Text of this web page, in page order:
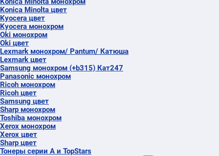
Konica Minolta цвет
Kyocera цвет
Kyocera монохром
Oki монохром
Oki цвет
Lexmark монохром/ Pantum/ Катюша
Lexmark цвет
Samsung монохром (+b315) Кат247
Panasonic монохром
Ricoh монохром
Ricoh цвет
Samsung цвет
Sharp монохром
Toshiba монохром
Xerox монохром
Xerox цвет
Sharp цвет
Тонеры серии А и TopStars